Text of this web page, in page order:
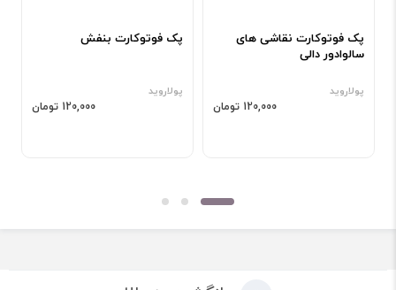
پک فوتوکارت نقاشی های
سالوادور دالی
پولاروید
120,000 تومان
پک فوتوکارت بنفش
پولاروید
120,000 تومان